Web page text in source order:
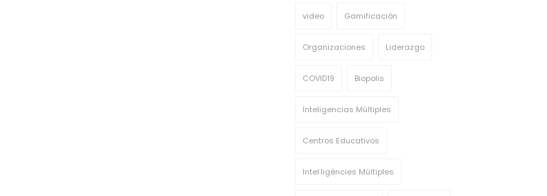
video Gamificación
Organizaciones Liderazgo
COVID19 Biopolis
Inteligencias Múltiples
Centros Educativos
Intel·ligències Múltiples